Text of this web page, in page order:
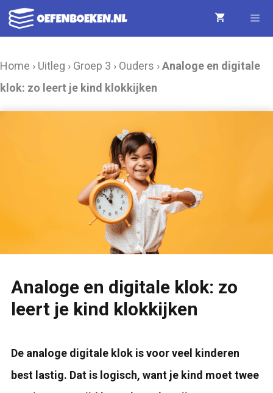
Ga
naar
Home › Uitleg › Groep 3 › Ouders ›Analoge en digitale
klok: zo leert je kind klokkijken
Analoge en digitale klok: zo
leert je kind klokkijken
De analoge digitale klok is voor veel kinderen
best lastig. Dat is logisch, want je kind moet twee